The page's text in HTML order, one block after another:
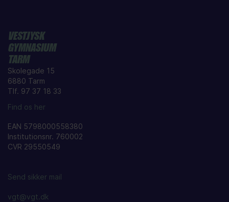
VESTJYSK
GYMNASIUM
TARM
Skolegade 15
6880 Tarm
Tlf. 97 37 18 33
Find os her
EAN 5798000558380
Institutionsnr. 760002
CVR 29550549
Send sikker mail
vgt@vgt.dk